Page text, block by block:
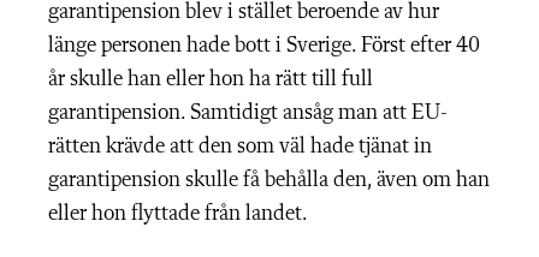
garantipension blev i stället beroende av hur
länge personen hade bott i Sverige. Först efter 40
år skulle han eller hon ha rätt till full
garantipension. Samtidigt ansåg man att EU-
rätten krävde att den som väl hade tjänat in
garantipension skulle få behålla den, även om han
eller hon flyttade från landet.